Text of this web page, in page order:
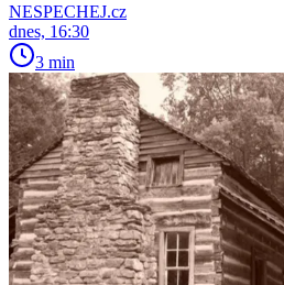
NESPECHEJ.cz
dnes, 16:30
3 min